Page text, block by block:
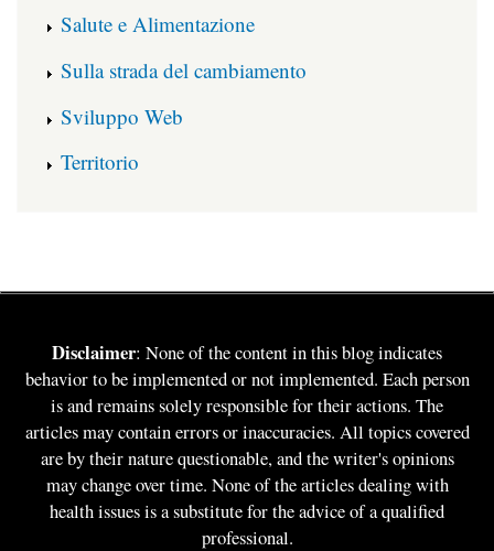
Salute e Alimentazione
Sulla strada del cambiamento
Sviluppo Web
Territorio
Disclaimer: None of the content in this blog indicates
behavior to be implemented or not implemented. Each person
is and remains solely responsible for their actions. The
articles may contain errors or inaccuracies. All topics covered
are by their nature questionable, and the writer's opinions
may change over time. None of the articles dealing with
health issues is a substitute for the advice of a qualified
professional.